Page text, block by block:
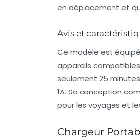
en déplacement et
Avis et
Ce modèle est
appareils
seulement 25
1A. Sa conception
pour les voyages et
Chargeur